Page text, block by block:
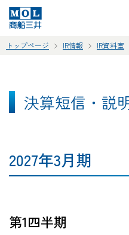
トップページ IR情報 IR資料室
決算短信・説
2027年3月期
第1四半期